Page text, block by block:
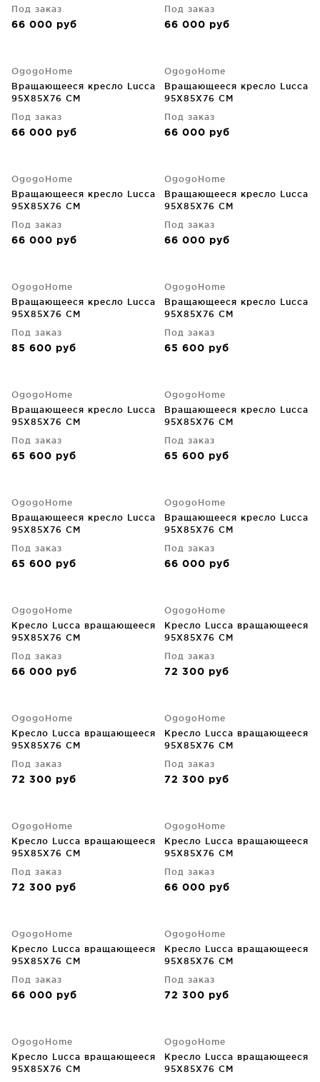
Под заказ
66 000 руб
Под заказ
66 000 руб
OgogoHome
Вращающееся кресло Lucca
95X85X76 CM
Под заказ
66 000 руб
OgogoHome
Вращающееся кресло Lucca
95X85X76 CM
Под заказ
66 000 руб
OgogoHome
Вращающееся кресло Lucca
95X85X76 CM
Под заказ
66 000 руб
OgogoHome
Вращающееся кресло Lucca
95X85X76 CM
Под заказ
66 000 руб
OgogoHome
Вращающееся кресло Lucca
95X85X76 CM
Под заказ
85 600 руб
OgogoHome
Вращающееся кресло Lucca
95X85X76 CM
Под заказ
65 600 руб
OgogoHome
Вращающееся кресло Lucca
95X85X76 CM
Под заказ
65 600 руб
OgogoHome
Вращающееся кресло Lucca
95X85X76 CM
Под заказ
65 600 руб
OgogoHome
Вращающееся кресло Lucca
95X85X76 CM
Под заказ
65 600 руб
OgogoHome
Вращающееся кресло Lucca
95X85X76 CM
Под заказ
66 000 руб
OgogoHome
Кресло Lucca вращающееся
95X85X76 CM
Под заказ
66 000 руб
OgogoHome
Кресло Lucca вращающееся
95X85X76 CM
Под заказ
72 300 руб
OgogoHome
Кресло Lucca вращающееся
95X85X76 CM
Под заказ
72 300 руб
OgogoHome
Кресло Lucca вращающееся
95X85X76 CM
Под заказ
72 300 руб
OgogoHome
Кресло Lucca вращающееся
95X85X76 CM
Под заказ
72 300 руб
OgogoHome
Кресло Lucca вращающееся
95X85X76 CM
Под заказ
66 000 руб
OgogoHome
Кресло Lucca вращающееся
95X85X76 CM
Под заказ
66 000 руб
OgogoHome
Кресло Lucca вращающееся
95X85X76 CM
Под заказ
72 300 руб
OgogoHome
Кресло Lucca вращающееся
95X85X76 CM
OgogoHome
Кресло Lucca вращающееся
95X85X76 CM